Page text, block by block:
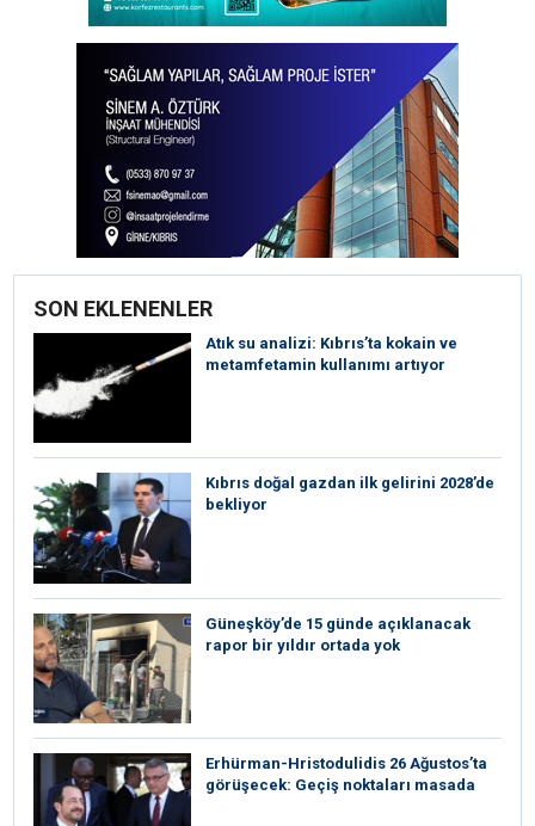
SON EKLENENLER
Atık su analizi: Kıbrıs’ta kokain ve
metamfetamin kullanımı artıyor
Kıbrıs doğal gazdan ilk gelirini 2028’de
bekliyor
Güneşköy’de 15 günde açıklanacak
rapor bir yıldır ortada yok
Erhürman-Hristodulidis 26 Ağustos’ta
görüşecek: Geçiş noktaları masada